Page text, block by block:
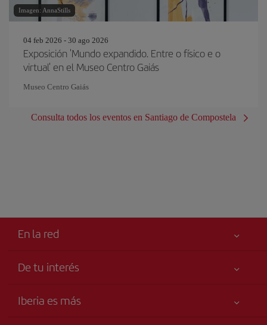
Imagen: AnnaStills
04 feb 2026 - 30 ago 2026
Exposición 'Mundo expandido. Entre o físico e o
virtual' en el Museo Centro Gaiás
Museo Centro Gaiás
Consulta todos los eventos en Santiago de Compostela
En la red
De tu interés
Accesibilidad
Iberia es más